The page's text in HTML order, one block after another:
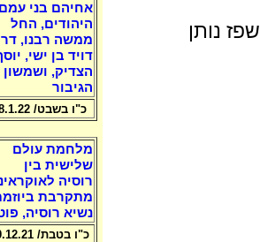
נותן
אחיהם בני עמם
היהודים, החל
ממשה רבנו,
דויד בן ישי,
הצדיק, ושמשון
הגיבור
כ"ו בשבט/ 28.1.22
מלחמת עולם
שלישית בין
רוסיה
מתקרבת
נשיא רוסיה,
כ"ו בטבת/ 30.12.21